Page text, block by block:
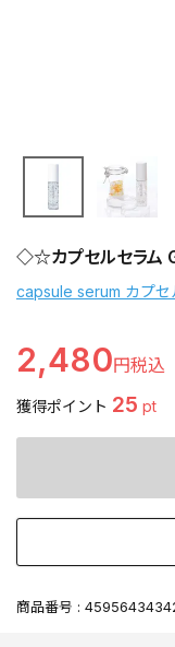
◇☆カプセルセラム
capsule serum カプセ
2,480
獲得ポイント 25 pt
商品番号